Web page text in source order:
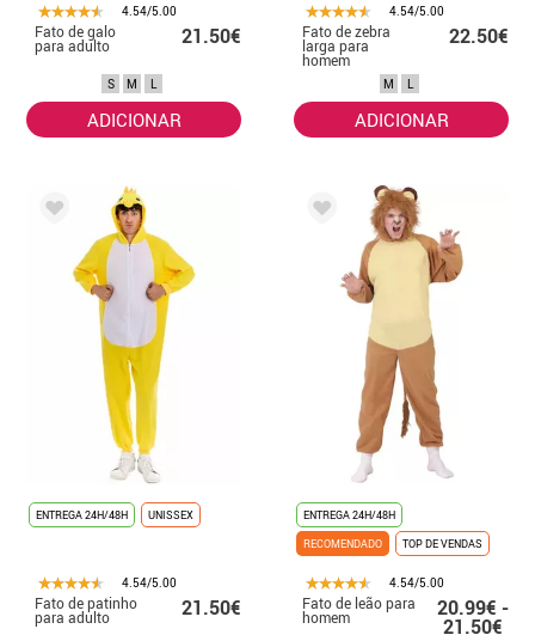
4.54/5.00
Fato de galo
para adulto 21.50€
S M L
ADICIONAR
4.54/5.00
Fato de zebra
larga para
homem
22.50€
M L
ADICIONAR
ENTREGA 24H/48H UNISSEX
4.54/5.00
Fato de patinho
para adulto 21.50€
ENTREGA 24H/48H
RECOMENDADO
TOP DE VENDAS
4.54/5.00
Fato de leão para
homem 20.99€ -
21.50€